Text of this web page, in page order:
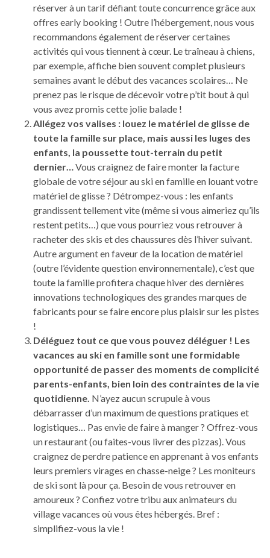
réserver à un tarif défiant toute concurrence grâce aux
offres early booking ! Outre l’hébergement, nous vous
recommandons également de réserver certaines
activités qui vous tiennent à cœur. Le traîneau à chiens,
par exemple, affiche bien souvent complet plusieurs
semaines avant le début des vacances scolaires… Ne
prenez pas le risque de décevoir votre p’tit bout à qui
vous avez promis cette jolie balade !
Allégez vos valises : louez le matériel de glisse de
toute la famille sur place, mais aussi les luges des
enfants, la poussette tout-terrain du petit
dernier…Vous craignez de faire monter la facture
globale de votre séjour au ski en famille en louant votre
matériel de glisse ? Détrompez-vous : les enfants
grandissent tellement vite (même si vous aimeriez qu’ils
restent petits…) que vous pourriez vous retrouver à
racheter des skis et des chaussures dès l’hiver suivant.
Autre argument en faveur de la location de matériel
(outre l’évidente question environnementale), c’est que
toute la famille profitera chaque hiver des dernières
innovations technologiques des grandes marques de
fabricants pour se faire encore plus plaisir sur les pistes
!
Déléguez tout ce que vous pouvez déléguer ! Les
vacances au ski en famille sont une formidable
opportunité de passer des moments de complicité
parents-enfants, bien loin des contraintes de la vie
quotidienne. N’ayez aucun scrupule à vous
débarrasser d’un maximum de questions pratiques et
logistiques… Pas envie de faire à manger ? Offrez-vous
un restaurant (ou faites-vous livrer des pizzas). Vous
craignez de perdre patience en apprenant à vos enfants
leurs premiers virages en chasse-neige ? Les moniteurs
de ski sont là pour ça. Besoin de vous retrouver en
amoureux ? Confiez votre tribu aux animateurs du
village vacances où vous êtes hébergés. Bref :
simplifiez-vous la vie !